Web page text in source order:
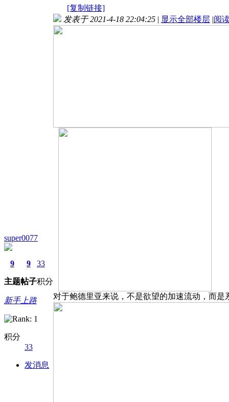
[复制链接]
super0077
9
主题
9
帖子
33
积分
新手上路
积分
33
发消息
发表于 2021-4-18 22:04:25 | 显示全部楼层 |阅
对于鲍德里亚来说，不是欲望的加速流动，而